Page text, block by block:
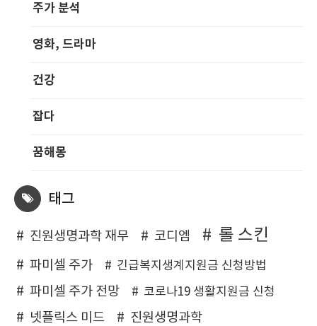
주가 분석
영화, 드라마
건강
잡다
꿈해몽
태그
진원생명과학 재무 코디엠 롤 스킨
파미셀 주가 긴급복지생계지원금 신청방법
파미셀 주가 전망 코로나19 생활지원금 신청
넷플릭스 미드
진원생명과학